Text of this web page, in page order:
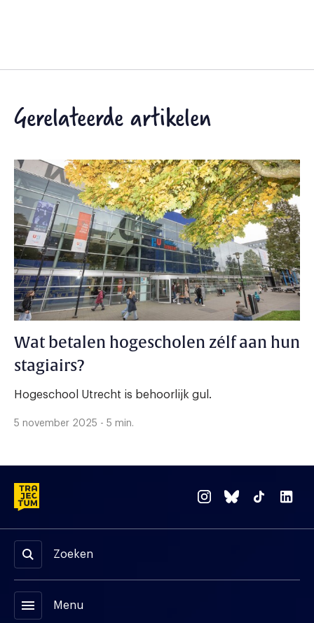
Gerelateerde artikelen
Wat betalen hogescholen zélf aan hun
stagiairs?
Hogeschool Utrecht is behoorlijk gul.
5 november 2025 - 5 min.
Zoeken
menu Menu